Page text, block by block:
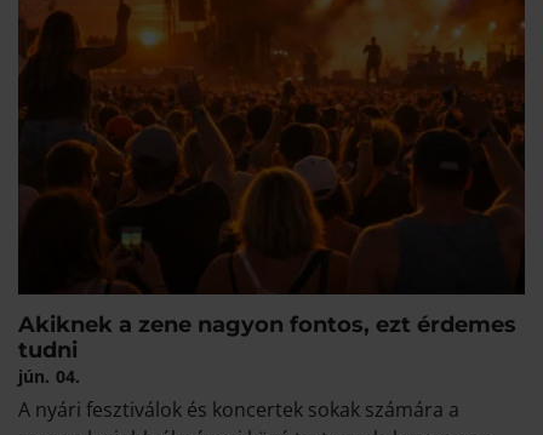
Akiknek a zene nagyon fontos, ezt érdemes
tudni
jún. 04.
A nyári fesztiválok és koncertek sokak számára a